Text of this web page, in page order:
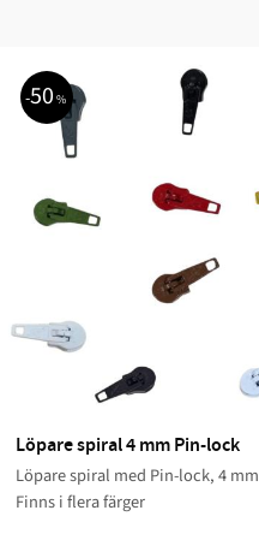
50 %
Löpare spiral 4 mm Pin-lock
Löpare spiral med Pin-lock, 4 mm
Finns i flera färger